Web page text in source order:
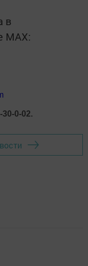
в
MАХ:
30-0-02.